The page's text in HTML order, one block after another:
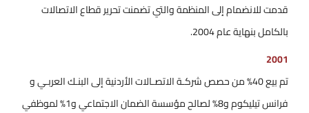
قدمت للانضمام إلى المنظمة والتي تضمنت تحرير قطاع الاتصالات
بالكامل بنهاية عام 2004.
2001
تم بيع 40% من حصص شركـة الاتصـالات الأردنية إلى البنـك العربـي و
فرانس تيليكوم و8% لصالح مؤسسة الضمان الاجتماعي و1% لموظفي